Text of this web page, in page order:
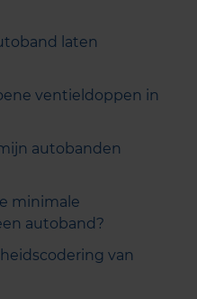
laten
ventieldoppen in
autobanden
minimale
autoband?
van